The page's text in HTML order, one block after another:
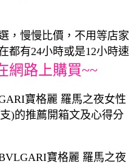
，慢慢比價，不用等店家
都有24小時或是12小時速
網路上購買~~
寶格麗 羅馬之夜女性
)的推薦開箱文及心得分
寶格麗 羅馬之夜